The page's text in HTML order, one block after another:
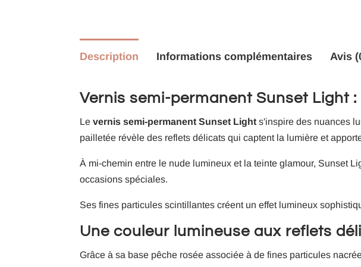
Description Informations complémentaires Avis
Vernis semi-permanent Sunset Light
Levernis semi-permanent Sunset Light s'inspire des nuances
pailletée révèle des reflets délicats qui captent la lumière et
À mi-chemin entre le nude lumineux et la teinte glamour, Sunset
occasions spéciales.
Ses fines particules scintillantes créent un effet lumineux
Une couleur lumineuse aux reflets
Grâce à sa base pêche rosée associée à de fines particules